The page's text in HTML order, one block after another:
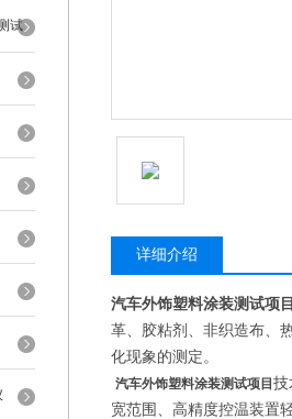
试
详细介绍
汽车外饰塑料涂装测试项
革、胶粘剂、非织造布、
化现象的测定。
汽车外饰塑料涂装测试项目 技
宽范围、高精度控温装置